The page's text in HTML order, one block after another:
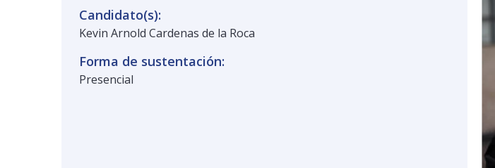
Candidato(s):
Kevin Arnold Cardenas de la Roca
Forma de sustentación:
Presencial